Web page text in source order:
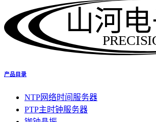
山河
产品目录
NTP网络时间服务器
PTP主时钟服务器